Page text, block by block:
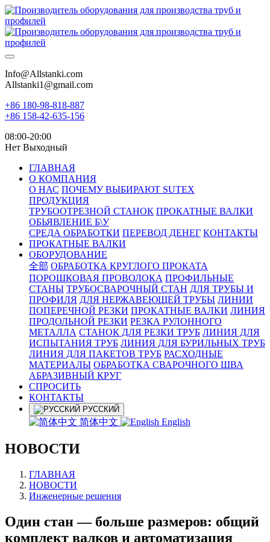
Info@Allstanki.com
Allstanki1@gmail.com
+86 180-98-818-887
+86 158-42-635-156
08:00-20:00
Нет Выходный
ГЛАВНАЯ
О КОМПАНИЯ
О НАС ПОЧЕМУ ВЫБИРАЮТ SUTEX
ПРОДУКЦИЯ
ТРУБООТРЕЗНОЙ СТАНОК ПРОКАТНЫЕ ВАЛКИ
ОБЬЯВЛЕНИЕ Б\У
СРЕДА ОБРАБОТКИ ПЕРЕВОД ДЕНЕГ КОНТАКТЫ
ПРОКАТНЫЕ ВАЛКИ
ОБОРУДОВАНИЕ
全部 ОБРАБОТКА КРУГЛОГО ПРОКАТА
ПОРОШКОВАЯ ПРОВОЛОКА ПРОФИЛЬНЫЕ
СТАНЫ ТРУБОСВАРОЧНЫЙ СТАН ДЛЯ ТРУБЫ И
ПРОФИЛЯ ДЛЯ НЕРЖАВЕЮЩЕЙ ТРУБЫ ЛИНИИ
ПОПЕРЕЧНОЙ РЕЗКИ ПРОКАТНЫЕ ВАЛКИ ЛИНИЯ
ПРОДОЛЬНОЙ РЕЗКИ РЕЗКА РУЛОННОГО
МЕТАЛЛА СТАНОК ДЛЯ РЕЗКИ ТРУБ ЛИНИЯ ДЛЯ
ИСПЫТАНИЯ ТРУБ ЛИНИЯ ДЛЯ БУРИЛЬНЫХ ТРУБ
ЛИНИЯ ДЛЯ ПАКЕТОВ ТРУБ РАСХОДНЫЕ
МАТЕРИАЛЫ OБРАБОТКА СВАРОЧНОГО ШВА
АБРАЗИВНЫЙ КРУГ
СПРОСИТЬ
КОНТАКТЫ
РУССКИЙ
简体中文 English
НОВОСТИ
ГЛАВНАЯ
НОВОСТИ
Инженерные решения
Один стан — больше размеров: общий
комплект валков и автоматизация